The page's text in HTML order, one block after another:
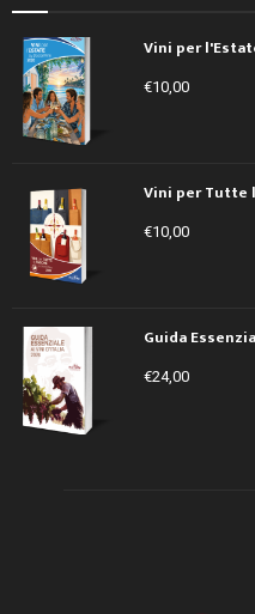
Vini per
€10,00
Vini per Tutte
€10,00
Guida
€24,00